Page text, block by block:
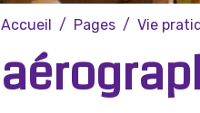
Accueil Pages Vie